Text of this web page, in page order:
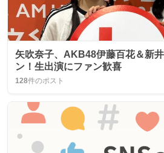
矢吹奈子、AKB48伊藤百花＆新
ン！生出演にファン歓喜
128件のポスト